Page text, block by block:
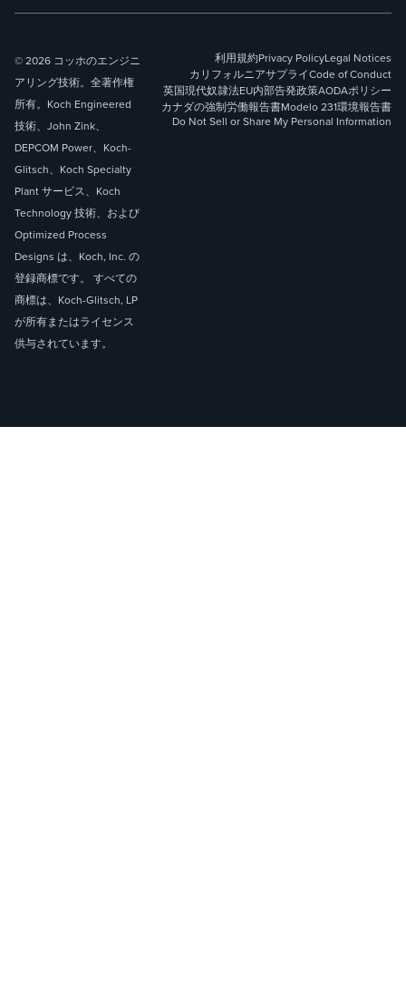
© 2026 コッホのエンジニ
アリング技術。全著作権
所有。Koch Engineered
技術、John Zink、
DEPCOM Power、Koch-
Glitsch、Koch Specialty
Plant サービス、Koch
Technology 技術、および
Optimized Process
Designs は、Koch, Inc. の
登録商標です。 すべての
商標は、Koch-Glitsch, LP
が所有またはライセンス
供与されています。
利用規約Privacy PolicyLegal Notices
カリフォルニアサプライCode of Conduct
英国現代奴隷法EU内部告発政策AODAポリシー
カナダの強制労働報告書Modelo 231環境報告書
Do Not Sell or Share My Personal Information